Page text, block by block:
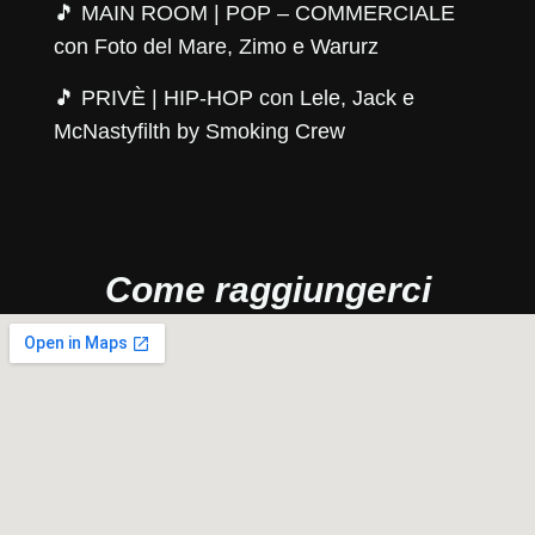
🎵 MAIN ROOM | POP – COMMERCIALE
con Foto del Mare, Zimoe Warurz
🎵 PRIVÈ | HIP-HOP con Lele, Jack e
McNastyfilth by Smoking Crew
Come raggiungerci